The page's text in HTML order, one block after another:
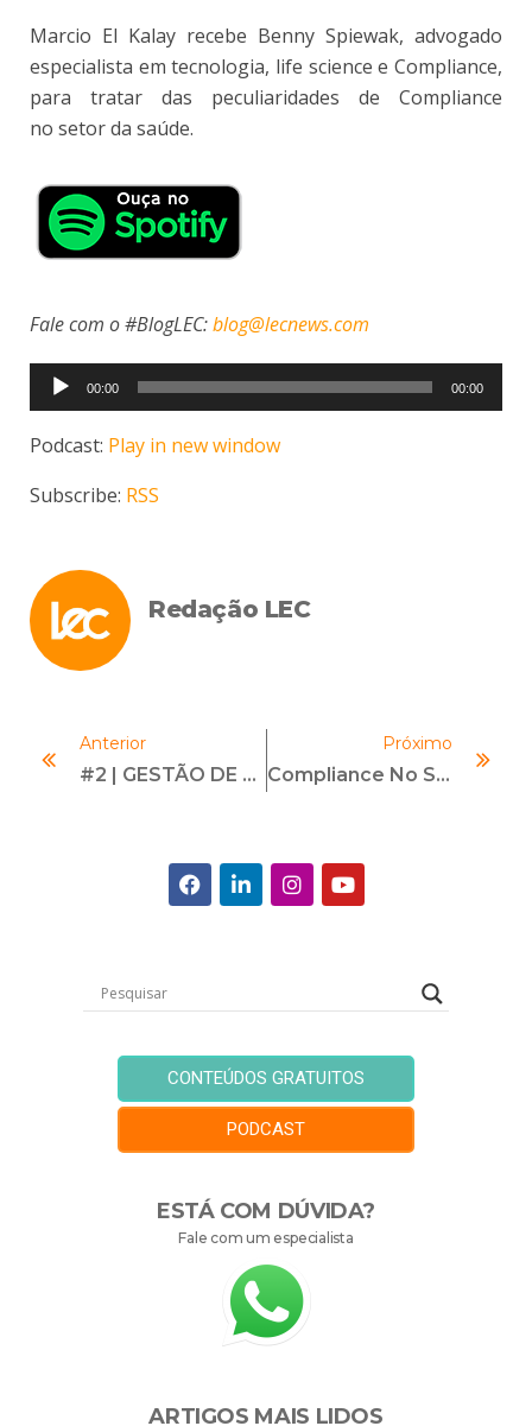
Marcio El Kalay recebe Benny Spiewak, advogado
especialista em tecnologia, life science e Compliance,
para tratar das peculiaridades de Compliance
no setor da saúde.
Fale com o #BlogLEC:blog@lecnews.com
Tocador
de
áudio
00:00 00:00
Podcast: Play in new window
Subscribe: RSS
Redação LEC
Anterior
#2 | GESTÃO DE RISCOS DE COMPLIANCE | Com Matheus Cunha
Próximo
Compliance No Setor De Saúde: Entenda A Importância E Como Fazer
CONTEÚDOS GRATUITOS
PODCAST
ESTÁ COM DÚVIDA?
Fale com um especialista
ARTIGOS MAIS LIDOS